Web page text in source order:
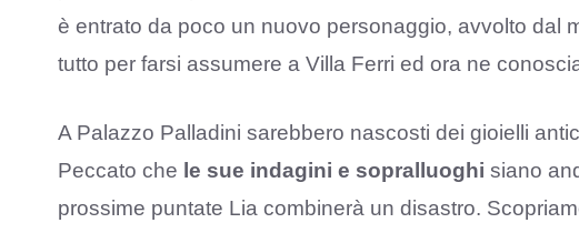
è entrato da poco un nuovo personaggio, avvolto dal
tutto per farsi assumere a Villa Ferri ed ora ne
A Palazzo Palladini sarebbero nascosti dei gioielli
Peccato che le sue indagini e sopralluoghi siano
prossime puntate Lia combinerà un disastro.